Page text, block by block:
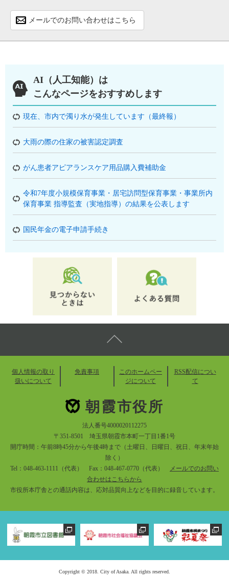
メールでのお問い合わせはこちら
AI（人工知能）は
こんなページをおすすめします
現在、市内で濁り水が発生しています（最終報）
大雨の際の住家の被害認定調査
がん患者アピアランスケア用品購入費補助金
令和7年度小規模保育事業・居宅訪問型保育事業・事業所内
保育事業 指導監査（実地指導）の結果を公表します
国民年金の電子申請手続き
個人情報の取り
扱いについて
免責事項
このホームペー
ジについて
RSS配信につい
て
朝霞市役所
法人番号4000020112275
〒351-8501 埼玉県朝霞市本町一丁目1番1号
開庁時間：午前8時45分から午後4時まで（土曜日、日曜日、祝日、年末年始
除く）
Tel：048-463-1111（代表） Fax：048-467-0770（代表）
メールでのお問い
合わせはこちらから
市役所本庁舎との通話内容は、応対品質向上などを目的に録音しています。
Copyright © 2018. City of Asaka. All rights reserved.